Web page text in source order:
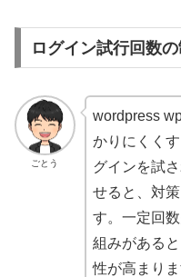
ログイン試行回数
ごとう
wordpress
かりにくく
グインを試
せると、対
す。一定回
組みがある
性が高まり